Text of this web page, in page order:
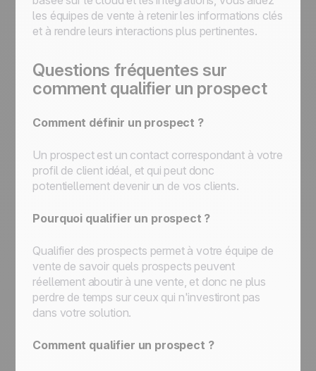
les équipes de vente à retenir les informations clés
et à rendre leurs interactions plus pertinentes.
Questions fréquentes sur
comment qualifier un prospect
Comment définir un prospect ?
Un prospect est un contact correspondant à votre
profil de client idéal, et qui peut donc
potentiellement devenir un de vos clients.
Pourquoi qualifier un prospect ?
Qualifier des prospects permet à votre équipe de
vente de savoir quels prospects peuvent
réellement aboutir à une vente, et donc ne plus
perdre de temps sur ceux qui n'investiront pas
dans votre solution.
Comment qualifier un prospect ?